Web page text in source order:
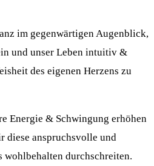
im gegenwärtigen Augenblick,
und unser Leben intuitiv &
des eigenen Herzens zu
Energie & Schwingung erhöhen
diese anspruchsvolle und
wohlbehalten durchschreiten.